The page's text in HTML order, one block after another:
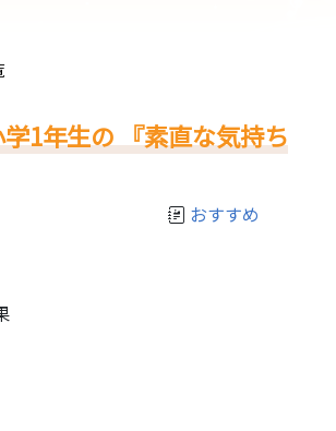
1年生の 『素直な気持ち
おすすめ